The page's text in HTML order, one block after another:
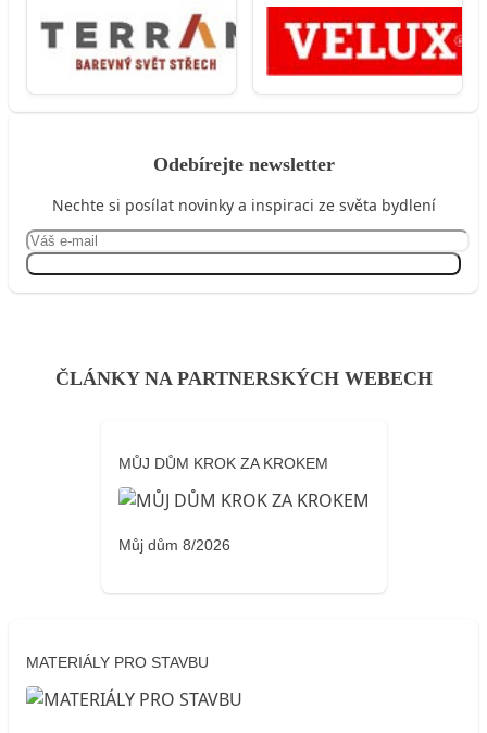
Odebírejte newsletter
Nechte si posílat novinky a inspiraci ze světa bydlení
ČLÁNKY NA PARTNERSKÝCH WEBECH
MŮJ DŮM KROK ZA KROKEM
Můj dům 8/2026
MATERIÁLY PRO STAVBU